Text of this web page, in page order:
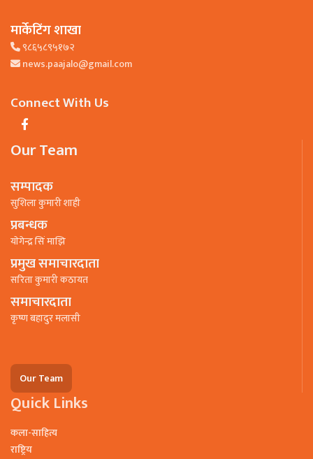
मार्केटिंग शाखा
९८६५८९५१७२
news.paajalo@gmail.com
Connect With Us
Our Team
सम्पादक
सुशिला कुमारी शाही
प्रबन्धक
याेगेन्द्र सिं माझि
प्रमुख समाचारदाता
सरिता कुमारी कठायत
समाचारदाता
कृष्ण बहादुर मलासी
Our Team
Quick Links
कला-साहित्य
राष्ट्रिय